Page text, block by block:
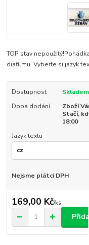
TOP stav
diafilmu. Vyberte si jazyk
Dostupnost
Skladem
Doba dodání
Zboží
Stačí,
18:00
Jazyk textu
Nejsme plátci DPH
169,00 Kč/ks